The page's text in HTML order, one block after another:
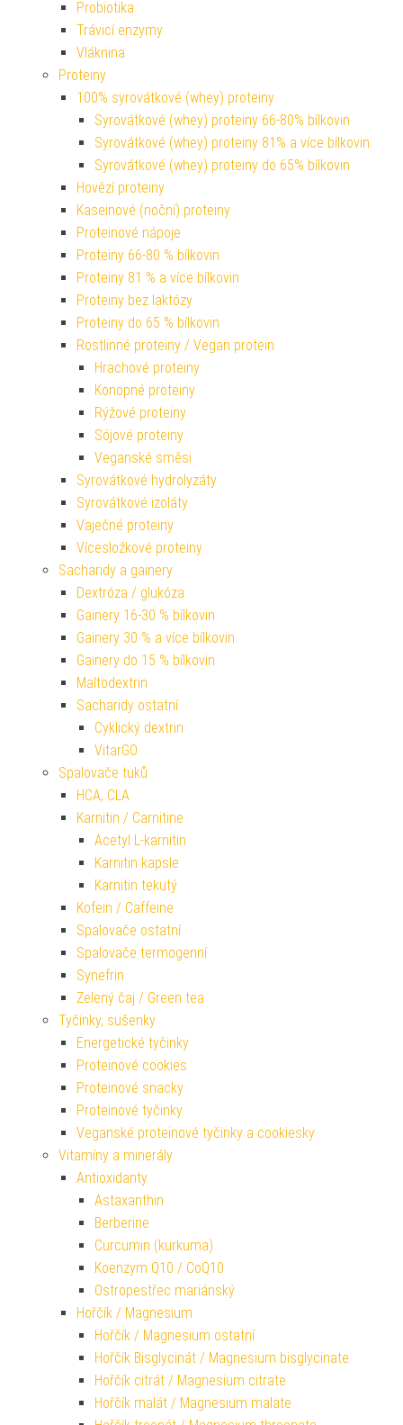
Probiotika
Trávicí enzymy
Vláknina
Proteiny
100% syrovátkové (whey) proteiny
Syrovátkové (whey) proteiny 66-80% bílkovin
Syrovátkové (whey) proteiny 81% a více bílkovin
Syrovátkové (whey) proteiny do 65% bílkovin
Hovězí proteiny
Kaseinové (noční) proteiny
Proteinové nápoje
Proteiny 66-80 % bílkovin
Proteiny 81 % a více bílkovin
Proteiny bez laktózy
Proteiny do 65 % bílkovin
Rostlinné proteiny / Vegan protein
Hrachové proteiny
Konopné proteiny
Rýžové proteiny
Sójové proteiny
Veganské směsi
Syrovátkové hydrolyzáty
Syrovátkové izoláty
Vaječné proteiny
Vícesložkové proteiny
Sacharidy a gainery
Dextróza / glukóza
Gainery 16-30 % bílkovin
Gainery 30 % a více bílkovin
Gainery do 15 % bílkovin
Maltodextrin
Sacharidy ostatní
Cyklický dextrin
VitarGO
Spalovače tuků
HCA, CLA
Karnitin / Carnitine
Acetyl L-karnitin
Karnitin kapsle
Karnitin tekutý
Kofein / Caffeine
Spalovače ostatní
Spalovače termogenní
Synefrin
Zelený čaj / Green tea
Tyčinky, sušenky
Energetické tyčinky
Proteinové cookies
Proteinové snacky
Proteinové tyčinky
Veganské proteinové tyčinky a cookiesky
Vitamíny a minerály
Antioxidanty
Astaxanthin
Berberine
Curcumin (kurkuma)
Koenzym Q10 / CoQ10
Ostropestřec mariánský
Hořčík / Magnesium
Hořčík / Magnesium ostatní
Hořčík Bisglycinát / Magnesium bisglycinate
Hořčík citrát / Magnesium citrate
Hořčík malát / Magnesium malate